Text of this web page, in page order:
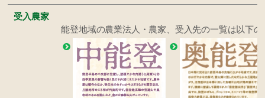
受入農家
能登地域の農業法人・農家、受入先の一覧は以下